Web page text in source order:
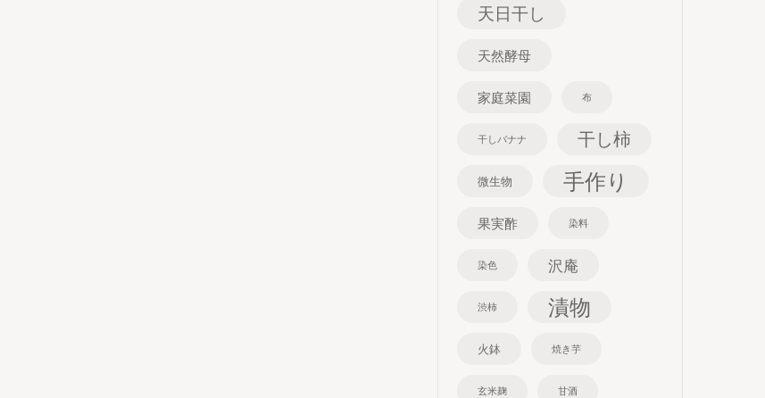
天日干し
天然酵母
家庭菜園 布
干しバナナ 干し柿
微生物 手作り
果実酢 染料
染色 沢庵
渋柿 漬物
火鉢 焼き芋
玄米麹 甘酒